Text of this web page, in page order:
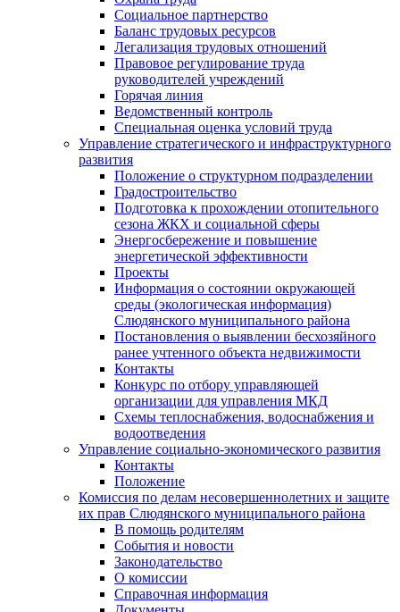
Социальное партнерство
Баланс трудовых ресурсов
Легализация трудовых отношений
Правовое регулирование труда
руководителей учреждений
Горячая линия
Ведомственный контроль
Специальная оценка условий труда
Управление стратегического и инфраструктурного
развития
Положение о структурном подразделении
Градостроительство
Подготовка к прохождении отопительного
сезона ЖКХ и социальной сферы
Энергосбережение и повышение
энергетической эффективности
Проекты
Информация о состоянии окружающей
среды (экологическая информация)
Слюдянского муниципального района
Постановления о выявлении бесхозяйного
ранее учтенного объекта недвижимости
Контакты
Конкурс по отбору управляющей
организации для управления МКД
Схемы теплоснабжения, водоснабжения и
водоотведения
Управление социально-экономического развития
Контакты
Положение
Комиссия по делам несовершеннолетних и защите
их прав Слюдянского муниципального района
В помощь родителям
События и новости
Законодательство
О комиссии
Справочная информация